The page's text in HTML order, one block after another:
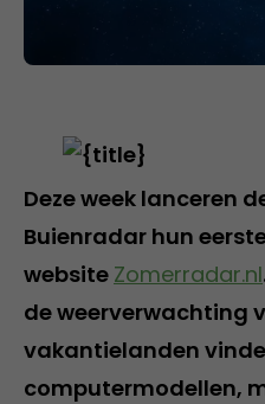
Deze week lanceren
Buienradar hun
website Zomerradar.nl
de weerverwachting
vakantielanden
computermodellen,